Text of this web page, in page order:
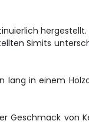
hergestellt.
Simits
lang in einem
Geschmack von